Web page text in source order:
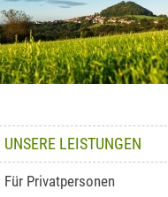
UNSERE LEISTUNGEN
Für Privatpersonen